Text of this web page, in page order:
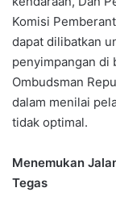
Komisi
dapat dilibatkan
penyimpangan di
Ombudsman
dalam menilai
tidak optimal.
Menemukan
Tegas